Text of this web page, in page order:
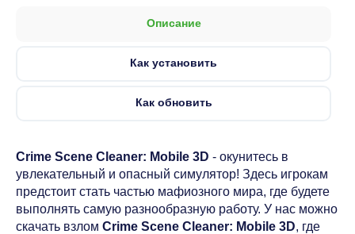
Описание
Как установить
Как обновить
Crime Scene Cleaner: Mobile 3D - окунитесь в
увлекательный и опасный симулятор! Здесь игрокам
предстоит стать частью мафиозного мира, где будете
выполнять самую разнообразную работу. У нас можно
скачать взлом Crime Scene Cleaner: Mobile 3D, где